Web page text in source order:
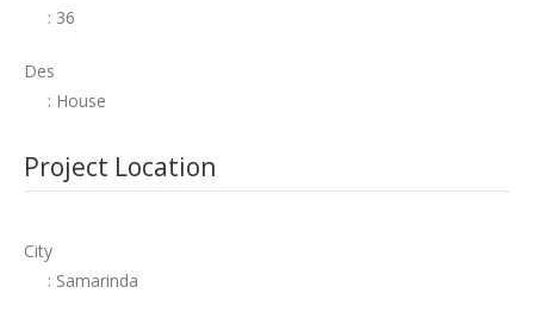
: 36
Des
: House
Project Location
City
: Samarinda